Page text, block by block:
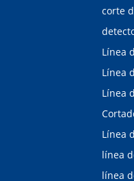
corte
Línea
Línea
línea
línea